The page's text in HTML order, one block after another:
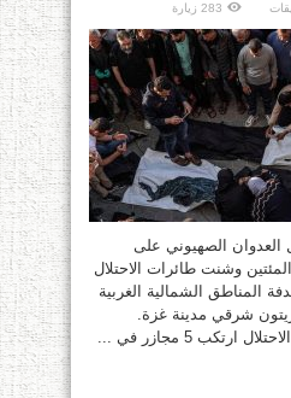
على
غزة
لليوم
203
متواصل…
وانتشال
مئات
الجثث
المتحللة
بمجمع
ناصر
مغلقة
283 زيارة
الصهيوني على
وشنت طائرات الاحتلال
المناطق الشمالية الغربية
شرقي مدينة غزة.
5 مجازر في ...